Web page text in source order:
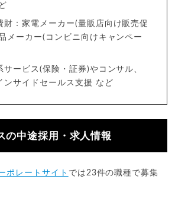
財：家電メーカー(量販店向け販売促
メーカー(コンビニ向けキャンペー
サービス(保険・証券)やコンサル、
ンサイドセールス支援 など
の中途採用・求人情報
ポレートサイト では23件の職種で募集